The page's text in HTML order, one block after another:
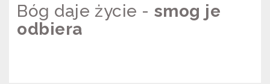
Bóg daje życie - smog je
odbiera